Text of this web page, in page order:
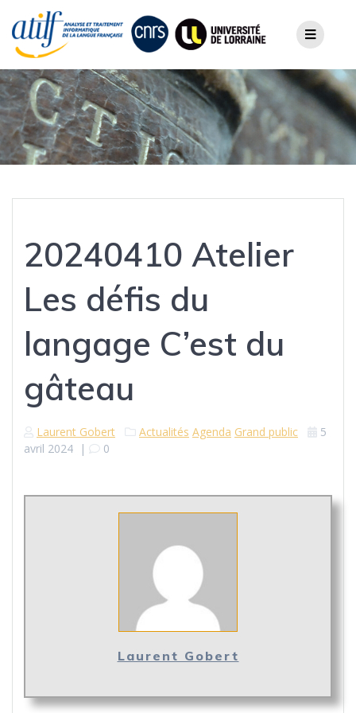
content
20240410 Atelier
Les défis du
langage C’est du
gâteau
Laurent Gobert Actualités Agenda Grand public
5
avril 2024 | 0
Laurent Gobert